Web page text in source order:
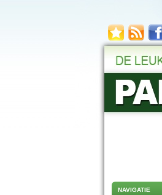
NAVIGATIE